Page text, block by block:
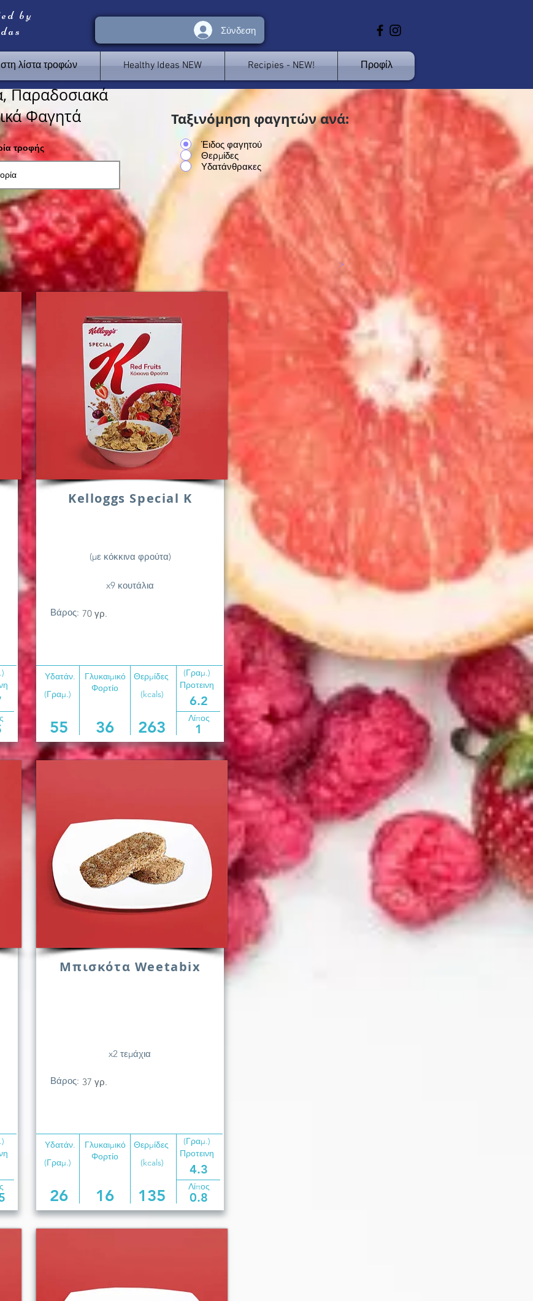
by
Σύνδεση
λίστα τροφών Healthy Ideas NEW Recipies - NEW! Προφίλ
Παραδοσιακά
Φαγητά
τροφής
Έιδος φαγητού
Θερμίδες
Υδατάνθρακες
Ταξινόμηση φαγητών ανά:
< >
Kelloggs Special K
(με κόκκινα φρούτα)
x9 κουτάλια
Βάρος: 70 γρ.
Υδατάν.
Γλυκαιμικό
Φορτίο
(Γραμ.)
Θερμίδες
(kcals)
Προτεινη
6.2
(Γραμ.)
55 36 263 Λίπος
1
Μπισκότα Weetabix
x2 τεμάχια
Βάρος: 37 γρ.
Υδατάν.
Γλυκαιμικό
Φορτίο
(Γραμ.)
Θερμίδες
(kcals)
Προτεινη
4.3
(Γραμ.)
26 16 135 Λίπος
0.8